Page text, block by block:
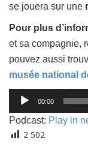
se jouera sur une
Pour plus
et sa compagnie,
pouvez aussi
musée national
Lecteur
audio
00:00
Podcast: Play in
2 502